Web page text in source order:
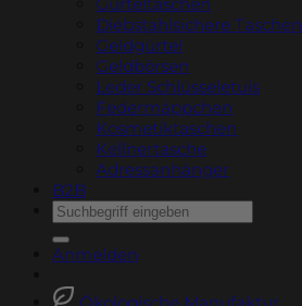
Diebstahlsichere Taschen
Geldgürtel
Geldbörsen
Leder Schlüsseletuis
Federmäppchen
Kosmetiktaschen
Kellnertasche
Adressanhänger
B2B
Suchen
nach:
Anmelden